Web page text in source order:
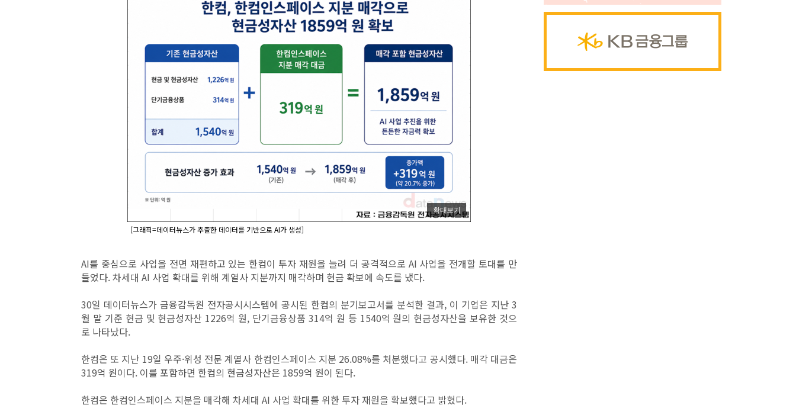
확대보기
[그래픽=데이터뉴스가 추출한 데이터를 기반으로 AI가 생성]
AI를 중심으로 사업을 전면 재편하고 있는 한컴이 투자 재원을 늘려 더 공격적으로 AI 사업을 전개할 토대를 만
들었다. 차세대 AI 사업 확대를 위해 계열사 지분까지 매각하며 현금 확보에 속도를 냈다.
30일 데이터뉴스가 금융감독원 전자공시시스템에 공시된 한컴의 분기보고서를 분석한 결과, 이 기업은 지난 3
월 말 기준 현금 및 현금성자산 1226억 원, 단기금융상품 314억 원 등 1540억 원의 현금성자산을 보유한 것으
로 나타났다.
한컴은 또 지난 19일 우주·위성 전문 계열사 한컴인스페이스 지분 26.08%를 처분했다고 공시했다. 매각 대금은
319억 원이다. 이를 포함하면 한컴의 현금성자산은 1859억 원이 된다.
한컴은 한컴인스페이스 지분을 매각해 차세대 AI 사업 확대를 위한 투자 재원을 확보했다고 밝혔다.